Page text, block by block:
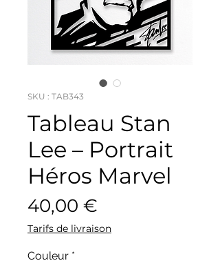
SKU : TAB343
Tableau Stan
Lee – Portrait
Héros Marvel
40,00 €
Tarifs de livraison
Couleur *